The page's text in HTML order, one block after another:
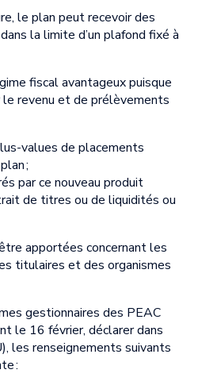
le plan peut recevoir des
la limite d’un plafond fixé à
fiscal avantageux puisque
le revenu et de prélèvements
values de placements
;
par ce nouveau produit
de titres ou de liquidités ou
apportées concernant les
titulaires et des organismes
gestionnaires des PEAC
le 16 février, déclarer dans
les renseignements suivants
: